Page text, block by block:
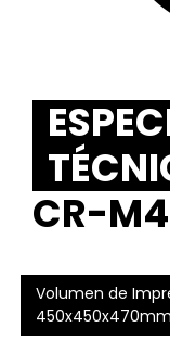
CR-M4
Volumen de
450x450x470mm